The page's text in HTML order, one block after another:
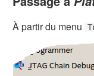
À partir du menu